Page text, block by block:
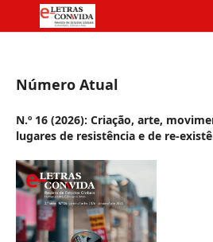
Número Atual
N.º 16 (2026): Criação, arte,
lugares de resistência e de re-